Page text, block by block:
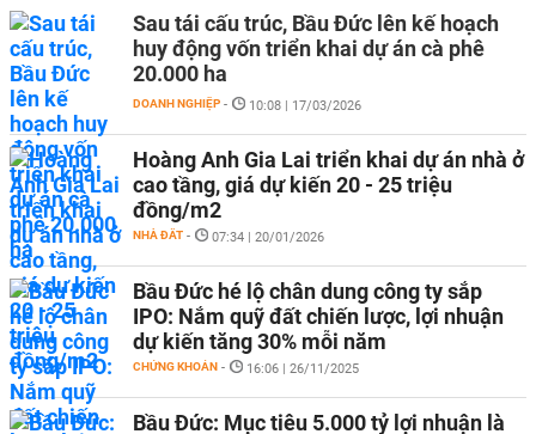
Sau tái cấu trúc, Bầu Đức lên kế hoạch
huy động vốn triển khai dự án cà phê
20.000 ha
DOANH NGHIỆP - 10:08 | 17/03/2026
Hoàng Anh Gia Lai triển khai dự án nhà ở
cao tầng, giá dự kiến 20 - 25 triệu
đồng/m2
NHÀ ĐẤT - 07:34 | 20/01/2026
Bầu Đức hé lộ chân dung công ty sắp
IPO: Nắm quỹ đất chiến lược, lợi nhuận
dự kiến tăng 30% mỗi năm
CHỨNG KHOÁN - 16:06 | 26/11/2025
Bầu Đức: Mục tiêu 5.000 tỷ lợi nhuận là